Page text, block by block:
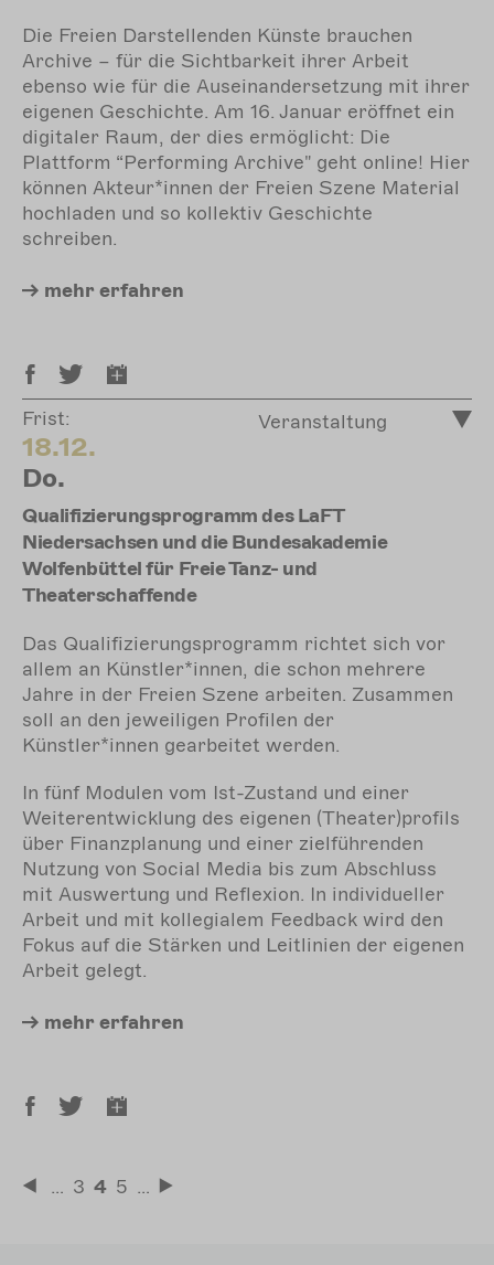
Die Freien Darstellenden Künste brauchen
Archive – für die Sichtbarkeit ihrer Arbeit
ebenso wie für die Auseinandersetzung mit ihrer
eigenen Geschichte. Am 16. Januar eröffnet ein
digitaler Raum, der dies ermöglicht: Die
Plattform “Performing Archive" geht online! Hier
können Akteur*innen der Freien Szene Material
hochladen und so kollektiv Geschichte
schreiben.
mehr erfahren
Frist:
18.12.
Do.
Veranstaltung
Qualifizierungsprogramm des LaFT
Niedersachsen und die Bundesakademie
Wolfenbüttel für Freie Tanz- und
Theaterschaffende
Das Qualifizierungsprogramm richtet sich vor
allem an Künstler*innen, die schon mehrere
Jahre in der Freien Szene arbeiten. Zusammen
soll an den jeweiligen Profilen der
Künstler*innen gearbeitet werden.
In fünf Modulen vom Ist-Zustand und einer
Weiterentwicklung des eigenen (Theater)profils
über Finanzplanung und einer zielführenden
Nutzung von Social Media bis zum Abschluss
mit Auswertung und Reflexion. In individueller
Arbeit und mit kollegialem Feedback wird den
Fokus auf die Stärken und Leitlinien der eigenen
Arbeit gelegt.
mehr erfahren
Seitennummerierung
… Seite
3 Aktuelle
4 Seite
5 …